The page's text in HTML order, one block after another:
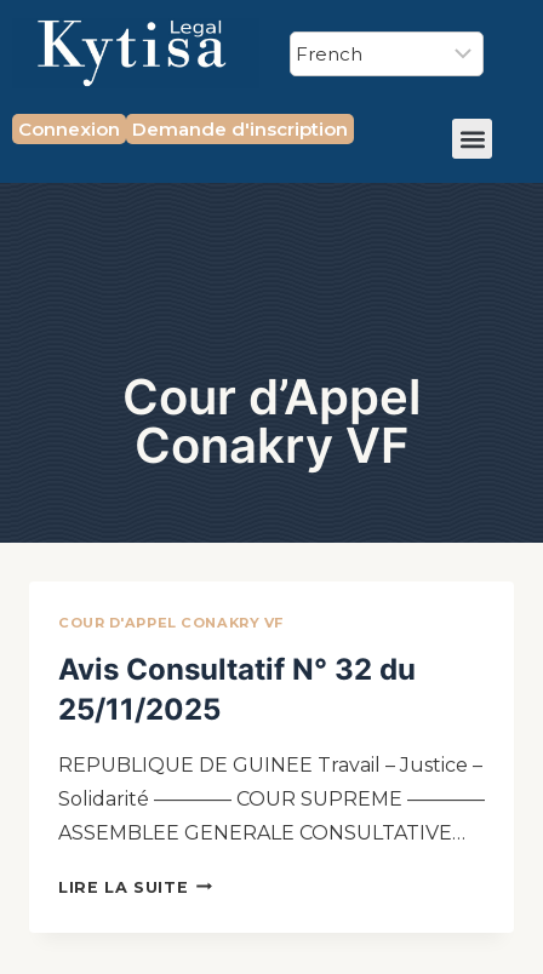
Connexion Demande d'inscription
Cour d’Appel
Conakry VF
COUR D'APPEL CONAKRY VF
Avis Consultatif N° 32 du
25/11/2025
REPUBLIQUE DE GUINEE Travail – Justice –
Solidarité ———— COUR SUPREME ————
ASSEMBLEE GENERALE CONSULTATIVE…
LIRE LA SUITE